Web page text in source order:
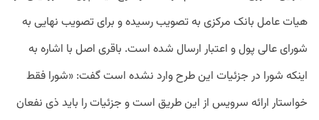
هیات عامل بانک مرکزی به تصویب رسیده و برای تصویب نهایی به
شورای عالی پول و اعتبار ارسال شده است. باقری اصل با اشاره به
اینکه شورا در جزئیات این طرح وارد نشده است گفت: «شورا فقط
خواستار ارائه سرویس از این طریق است و جزئیات را باید ذی نفعان